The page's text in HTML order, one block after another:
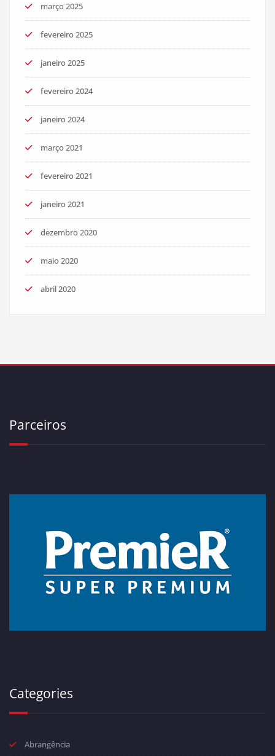
março 2025
fevereiro 2025
janeiro 2025
fevereiro 2024
janeiro 2024
março 2021
fevereiro 2021
janeiro 2021
dezembro 2020
maio 2020
abril 2020
Parceiros
Categories
Abrangência